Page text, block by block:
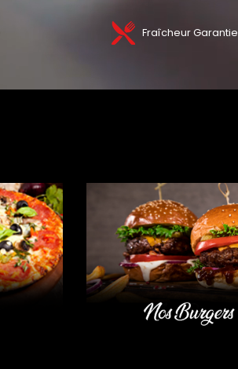
Fraîcheur Garantie
NOS PIZZAS